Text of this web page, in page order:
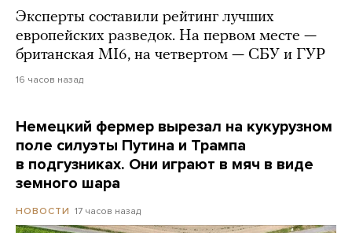
Эксперты составили рейтинг лучших
европейских разведок. На первом месте —
британская MI6, на четвертом — СБУ и ГУР
16 часов назад
Немецкий фермер вырезал на кукурузном
поле силуэты Путина и Трампа
в подгузниках. Они играют в мяч в виде
земного шара
НОВОСТИ 17 часов назад